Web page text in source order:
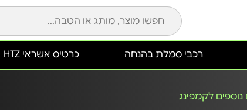
כרטיס אשראי HTZ רכבי סמלת בהנחה
נוספים לקמפינג